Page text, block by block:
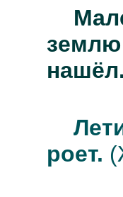
землю
нашёл.
роет.